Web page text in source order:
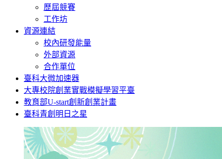
歷屆競賽
工作坊
資源連結
校內研發能量
外部資源
合作單位
臺科大微加速器
大專校院創業實戰模擬學習平臺
教育部U-start創新創業計畫
臺科青創明日之星